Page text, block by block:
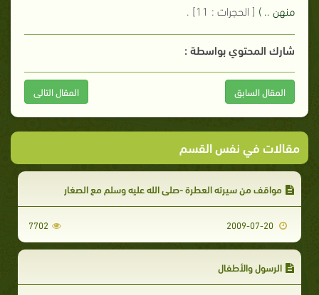
منهن .. ) [ الحجرات : 11] .
شارك المحتوي بواسطة :
المقال السابق المقال التالى
مقالات في نفس القسم
مواقف من سيرته العطرة -صلى الله عليه وسلم مع الصغار
7702
الرسول والأطفال